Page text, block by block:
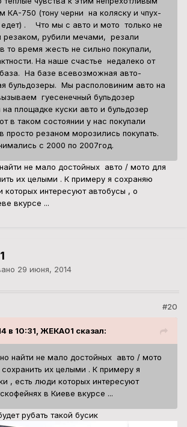
КА-750 (тону черни на коляску и чпух-
едет) . Что мы с авто и мото только не
резаком, рубили мечами, резали
то время жесть не сильно покупали,
На наше счастье недалеко от
На базе всевозможная авто-
бульдозеры. Мы располовиним авто на
гуесенечный бульдозер
площадке куски авто и бульдозер
в таком состоянии у нас покупали
просто резаном морозились покупать.
с 2000 по 2007год.
не мало достойных авто / мото для
их целыми . К примеру я сохраняю
которых интересуют автобусы , о
вкурсе ...
29 июня, 2014
#20
в 10:31, ЖЕКА01 сказал:
найти не мало достойных авто / мото
их целыми . К примеру я
, есть люди которых интересуют
в Киеве вкурсе ...
рубать такой бусик